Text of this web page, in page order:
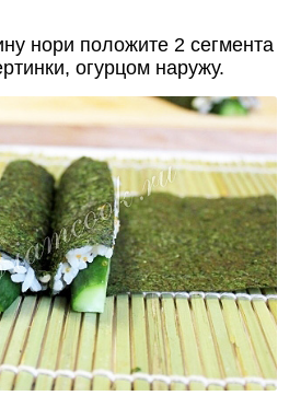
нори положите 2 сегмента
огурцом наружу.